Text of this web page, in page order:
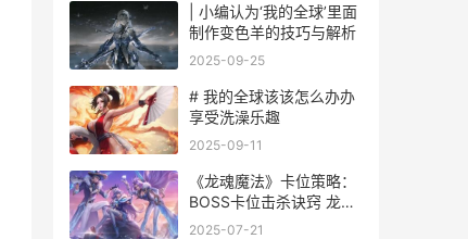
| 小编认为‘我的全球’里面
制作变色羊的技巧与解析
2025-09-25
# 我的全球该该怎么办办
享受洗澡乐趣
2025-09-11
《龙魂魔法》卡位策略：
BOSS卡位击杀诀窍 龙魂
法玩法
2025-07-21